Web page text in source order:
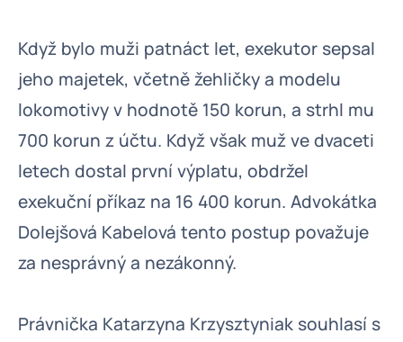
Když bylo muži patnáct let, exekutor sepsal
jeho majetek, včetně žehličky a modelu
lokomotivy v hodnotě 150 korun, a strhl mu
700 korun z účtu. Když však muž ve dvaceti
letech dostal první výplatu, obdržel
exekuční příkaz na 16 400 korun. Advokátka
Dolejšová Kabelová tento postup považuje
za nesprávný a nezákonný.
Právnička Katarzyna Krzysztyniak souhlasí s